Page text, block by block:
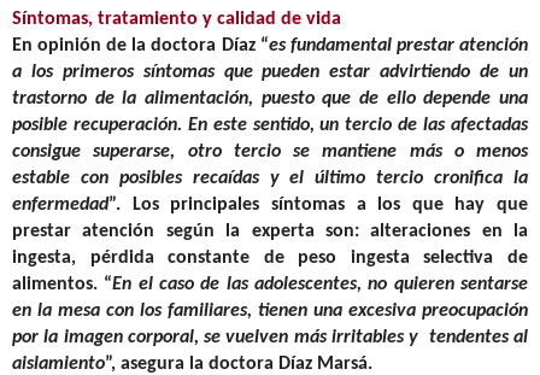
Síntomas, tratamiento y calidad de vida
En opinión de la doctora Díaz “es fundamental prestar atención
a los primeros síntomas que pueden estar advirtiendo de un
trastorno de la alimentación, puesto que de ello depende una
posible recuperación. En este sentido, un tercio de las afectadas
consigue superarse, otro tercio se mantiene más o menos
estable con posibles recaídas y el último tercio cronifica la
enfermedad”. Los principales síntomas a los que hay que
prestar atención según la experta son: alteraciones en la
ingesta, pérdida constante de peso ingesta selectiva de
alimentos. “En el caso de las adolescentes, no quieren sentarse
en la mesa con los familiares, tienen una excesiva preocupación
por la imagen corporal, se vuelven más irritables y tendentes al
aislamiento”, asegura la doctora Díaz Marsá.